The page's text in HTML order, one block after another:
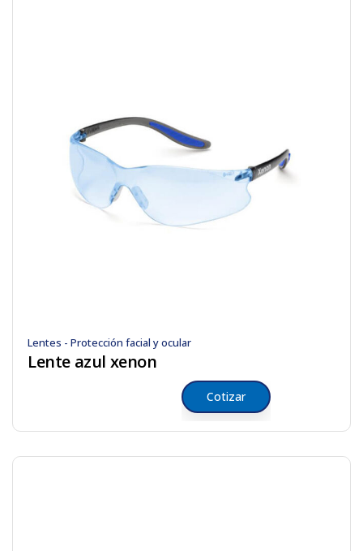
Lentes - Protección facial y ocular
Lente azul xenon
Cotizar